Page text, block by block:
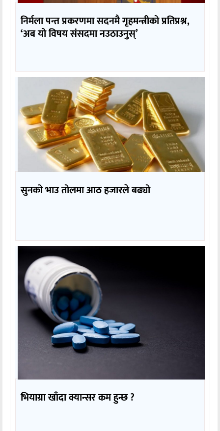
निर्मला पन्त प्रकरणमा सदनमै गृहमन्त्रीको प्रतिप्रश्न,
‘अब यो विषय संसदमा नउठाउनुस्’
सुनको भाउ तोलमा आठ हजारले बढ्यो
भियाग्रा खाँदा क्यान्सर कम हुन्छ ?